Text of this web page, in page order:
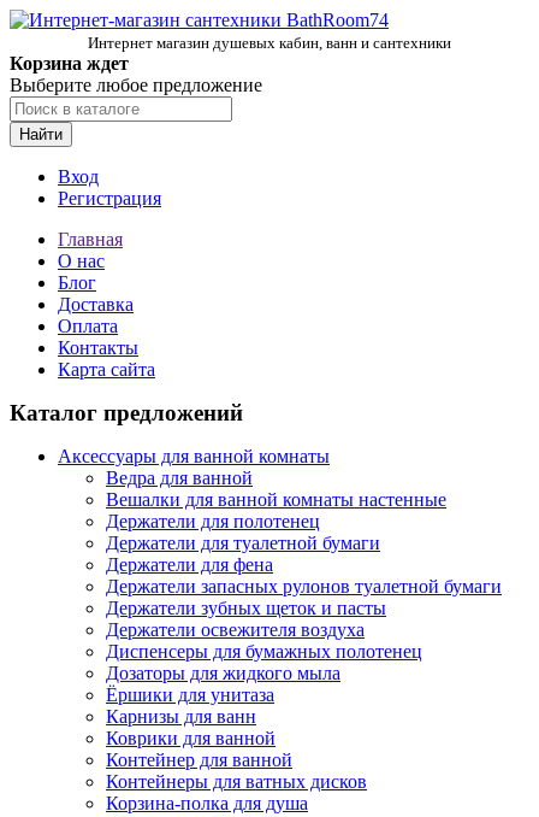
Интернет магазин душевых кабин, ванн и сантехники
Корзина ждет
Выберите любое предложение
Найти
Вход
Регистрация
Главная
О нас
Блог
Доставка
Оплата
Контакты
Карта сайта
Каталог предложений
Аксессуары для ванной комнаты
Ведра для ванной
Вешалки для ванной комнаты настенные
Держатели для полотенец
Держатели для туалетной бумаги
Держатели для фена
Держатели запасных рулонов туалетной бумаги
Держатели зубных щеток и пасты
Держатели освежителя воздуха
Диспенсеры для бумажных полотенец
Дозаторы для жидкого мыла
Ёршики для унитаза
Карнизы для ванн
Коврики для ванной
Контейнер для ванной
Контейнеры для ватных дисков
Корзина-полка для душа